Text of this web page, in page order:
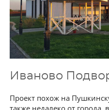
Иваново
Проект похож на